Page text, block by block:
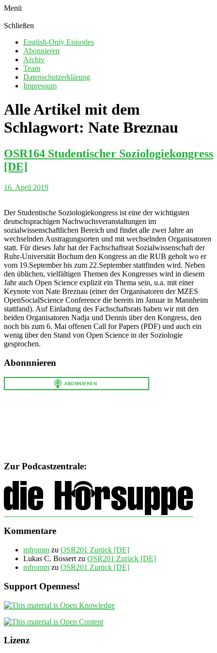
Menü
Schließen
English-Only Episodes
Abonnieren
Archiv
Team
Datenschutzerklärung
Impressum
Alle Artikel mit dem
Schlagwort: Nate Breznau
OSR164 Studentischer Soziologiekongress
[DE]
16. April 2019
Der Studentische Soziologiekongress ist eine der wichtigsten
deutschsprachigen Nachwuchsveranstaltungen im
sozialwissenschaftlichen Bereich und findet alle zwei Jahre an
wechselnden Austragungsorten und mit wechselnden Organisatoren
statt. Für dieses Jahr hat der Fachschaftsrat Sozialwissenschaft der
Ruhr-Universität Bochum den Kongress an die RUB geholt wo er
vom 19.September bis zum 22.September stattfinden wird. Neben
den üblichen, vielfältigen Themen des Kongresses wird in diesem
Jahr auch Open Science explizit ein Thema sein, u.a. mit einer
Keynote von Nate Breznau (einer der Organisatoren der MZES
OpenSocialScience Conference die bereits im Januar in Mannheim
stattfand). Auf Einladung des Fachschaftsrats haben wir mit den
beiden Organisatoren Nadja und Dennis über den Kongress, den
noch bis zum 6. Mai offenen Call for Papers (PDF) und auch ein
wenig über den Stand von Open Science in der Soziologie
gesprochen.
Abonnnieren
Zur Podcastzentrale:
Kommentare
mfromm zu OSR201 Zurück [DE]
Lukas C. Bossert zu OSR201 Zurück [DE]
mfromm zu OSR201 Zurück [DE]
Support Openness!
Lizenz